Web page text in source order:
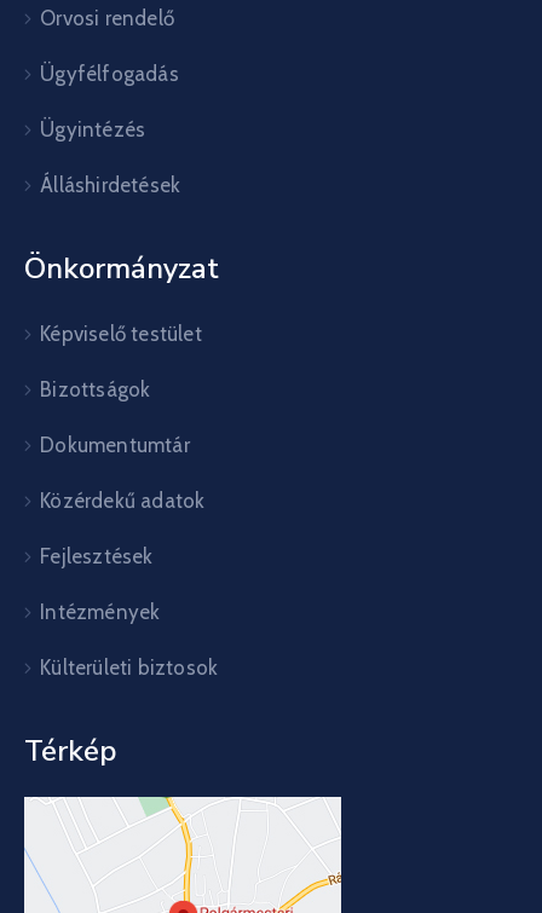
Orvosi rendelő
Ügyfélfogadás
Ügyintézés
Álláshirdetések
Önkormányzat
Képviselő testület
Bizottságok
Dokumentumtár
Közérdekű adatok
Fejlesztések
Intézmények
Külterületi biztosok
Térkép